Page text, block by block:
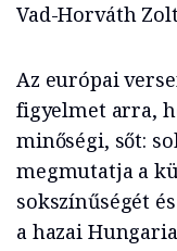
Vad-Horváth
Az európai
figyelmet arra,
minőségi, sőt:
megmutatja a
sokszínűségét
a hazai